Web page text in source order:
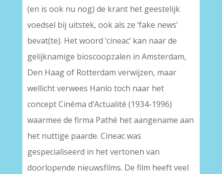
(en is ook nu nog) de krant het geestelijk
voedsel bij uitstek, ook als ze ‘fake news’
bevat(te). Het woord ‘cineac’ kan naar de
gelijknamige bioscoopzalen in Amsterdam,
Den Haag of Rotterdam verwijzen, maar
wellicht verwees Hanlo toch naar het
concept Cinéma d’Actualité (1934-1996)
waarmee de firma Pathé het aangename aan
het nuttige paarde. Cineac was
gespecialiseerd in het vertonen van
doorlopende nieuwsfilms. De film heeft veel